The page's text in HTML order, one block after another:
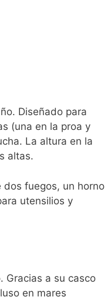
Diseñado para
(una en la proa y
La altura en la
altas.
dos fuegos, un horno
utensilios y
Gracias a su casco
en mares